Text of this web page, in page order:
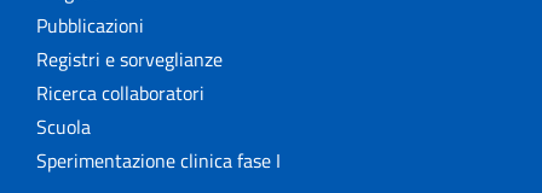
Pubblicazioni
Registri e sorveglianze
Ricerca collaboratori
Scuola
Sperimentazione clinica fase I